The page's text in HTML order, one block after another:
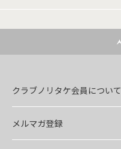
クラブノリタケ会員について
メルマガ登録